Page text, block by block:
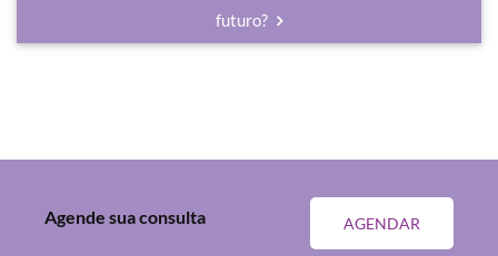
futuro?
AGENDAR
Agende sua consulta